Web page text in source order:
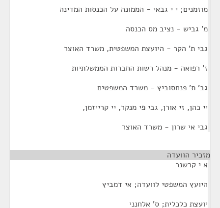
מוזמנים; י י גבאי - הממונה על הכנסות המדינה
מ' גביש - נציב מס הכנסה
גבי ת' הקר - היועצת המשפטית, משרד האוצר
ז' רפואה - מנהל רשות החברות הממשלתיות
גב' ת' פנחסוביץ - משרד המשפטים
יי כהן, זי אורן, גבי פי מנקר, יי קרייזמן,
גבי אי שרון - משרד האוצר
מזכיר הוועדה
א י קרשנר
היועץ המשפטי לוועדה; אי דמביץ
יועצת כלכלית; ס' אלחנני